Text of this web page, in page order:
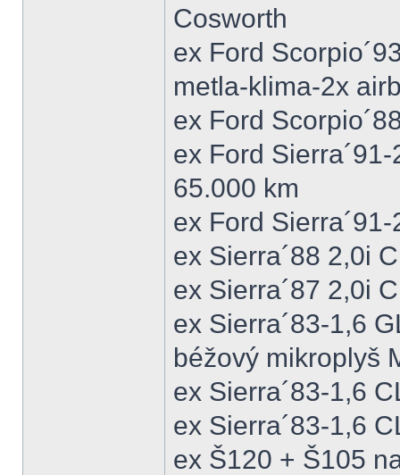
Cosworth
ex Ford
metla-klima-2x
ex Ford
ex Ford
65.000 km
ex Ford
ex Sierra´88 2,0i
ex Sierra´87 2,0i
ex Sierra´83-1,6
béžový mikroplyš
ex Sierra´83-1,6
ex Sierra´83-1,6
ex Š120 + Š105